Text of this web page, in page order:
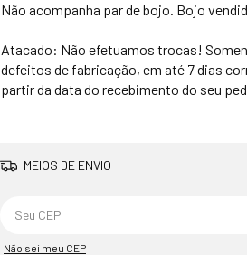
Não acompanha par de bojo. Bojo
Atacado: Não efetuamos trocas!
defeitos de fabricação, em até 7 dias
partir da data do recebimento do seu
MEIOS DE ENVIO
Não sei meu CEP